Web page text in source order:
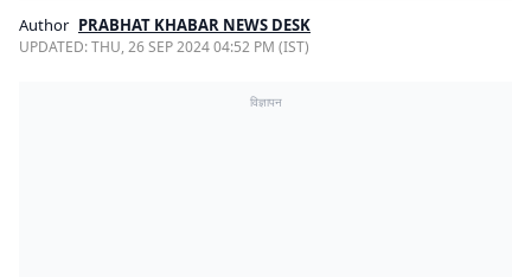
Author PRABHAT KHABAR NEWS DESK
UPDATED:THU, 26 SEP 2024 04:52 PM (IST)
विज्ञापन